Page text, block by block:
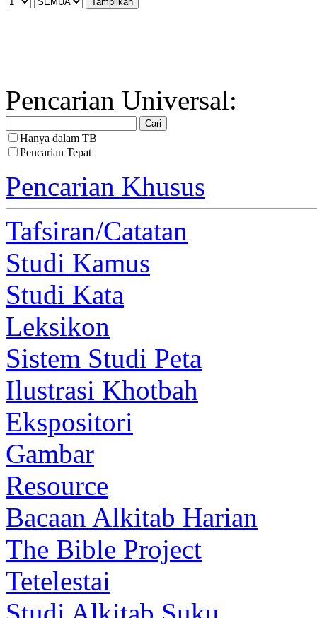
Pencarian Universal:
Hanya dalam TB
Pencarian Tepat
Pencarian Khusus
Tafsiran/Catatan
Studi Kamus
Studi Kata
Leksikon
Sistem Studi Peta
Ilustrasi Khotbah
Ekspositori
Gambar
Resource
Bacaan Alkitab Harian
The Bible Project
Tetelestai